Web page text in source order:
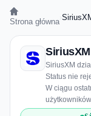
Strona główna
SiriusXM
Status nie
W ciągu